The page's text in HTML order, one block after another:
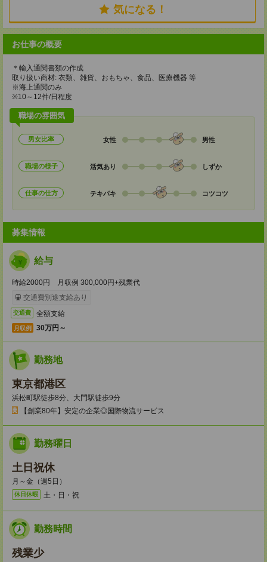
気になる！
お仕事の概要
＊輸入通関書類の作成
取り扱い商材: 衣類、雑貨、おもちゃ、食品、医療機器 等
※海上通関のみ
※10～12件/日程度
職場の雰囲気
男女比率 女性 男性
職場の様子 活気あり しずか
仕事の仕方 テキパキ コツコツ
募集情報
給与
時給2000円 月収例 300,000円+残業代
交通費別途支給あり
交通費 全額支給
月収例 30万円～
勤務地
東京都港区
浜松町駅徒歩8分、大門駅徒歩9分
【創業80年】安定の企業◎国際物流サービス
勤務曜日
土日祝休
月～金（週5日）
休日休暇 土・日・祝
勤務時間
残業少